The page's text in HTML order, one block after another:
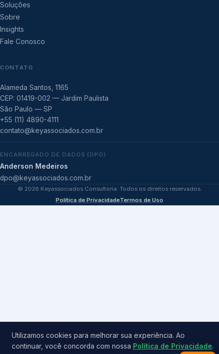
Soluções
Sobre
Insights
Fale Conosco
CONTATO
Alameda Santos, 1165
CEP: 01419-002 — Jardim Paulista
São Paulo — SP
+55 (11) 4890-4111
contato@keyassociados.com.br
ENCARREGADO DE DADOS (DPO)
Anderson Medeiros
dpo@keyassociados.com.br
© 2026 Keyassociados Consultoria. Todos os direitos reservados.
Política de PrivacidadeTermos de Uso
Utilizamos cookies para melhorar sua experiência. Ao
continuar, você concorda com nossa Política de Privacidade.